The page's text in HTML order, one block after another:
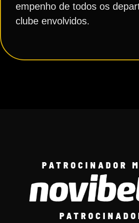
empenho de todos os
clube envolvidos.
PATROCINADOR